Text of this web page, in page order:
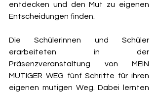
entdecken und den Mut zu eigenen
Entscheidungen finden.
Die Schülerinnen und Schüler
erarbeiteten in der
Präsenzveranstaltung von MEIN
MUTIGER WEG fünf Schritte für ihren
eigenen mutigen Weg. Dabei lernten